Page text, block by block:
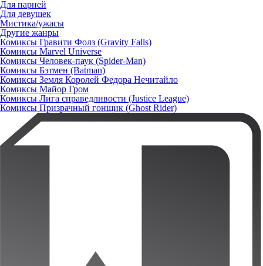
Для парней
Для девушек
Мистика/ужасы
Другие жанры
Комиксы Гравити Фолз (Gravity Falls)
Комиксы Marvel Universe
Комиксы Человек-паук (Spider-Man)
Комиксы Бэтмен (Batman)
Комиксы Земля Королей Федора Нечитайло
Комиксы Майор Гром
Комиксы Лига справедливости (Justice League)
Комиксы Призрачный гонщик (Ghost Rider)